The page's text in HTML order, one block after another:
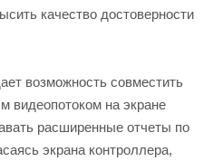
качество достоверности
возможность совместить
видеопотоком на экране
расширенные отчеты по
экрана контроллера,